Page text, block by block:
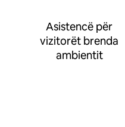
Asistencë për
vizitorët brenda
ambientit